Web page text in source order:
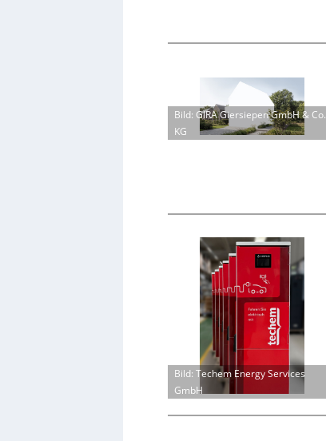
Bild: GIRA Giersiepen GmbH & Co.
KG
Bild: Techem Energy Services
GmbH